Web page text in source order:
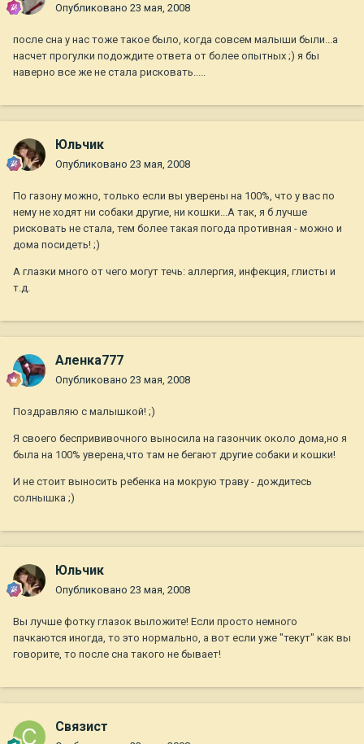
Опубликовано 23 мая, 2008
после сна у нас тоже такое было, когда совсем малыши были...а
насчет прогулки подождите ответа от более опытных ;) я бы
наверно все же не стала рисковать.....
Юльчик
Опубликовано 23 мая, 2008
По газону можно, только если вы уверены на 100%, что у вас по
нему не ходят ни собаки другие, ни кошки...А так, я б лучше
рисковать не стала, тем более такая погода противная - можно и
дома посидеть! ;)
А глазки много от чего могут течь: аллергия, инфекция, глисты и
т.д.
Аленка777
Опубликовано 23 мая, 2008
Поздравляю с малышкой! ;)
Я своего беспрививочного выносила на газончик около дома,но я
была на 100% уверена,что там не бегают другие собаки и кошки!
И не стоит выносить ребенка на мокрую траву - дождитесь
солнышка ;)
Юльчик
Опубликовано 23 мая, 2008
Вы лучше фотку глазок выложите! Если просто немного
пачкаются иногда, то это нормально, а вот если уже "текут" как вы
говорите, то после сна такого не бывает!
Связист